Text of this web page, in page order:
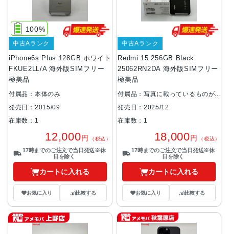
iPhone6s Plus 128GB ホワイト
FKUE2LL/A 海外版SIMフリー
極美品
100%
中古Aランク
付属品：本体のみ
発売日：2015/09
在庫数：1
12,000円 （税込）
17時までのご注文で当日発送※休
日を除く
カートに入れる
お気に入り 比較する
Redmi 15 256GB Black
25062RN2DA 海外版SIMフリー
極美品
中古Aランク
付属品：写真に載っているものが
全てです
発売日：2025/12
在庫数：1
18,000円 （税込）
17時までのご注文で当日発送※休
日を除く
カートに入れる
お気に入り 比較する